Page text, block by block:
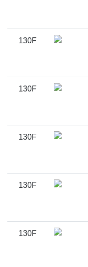
130F
130F
130F
130F
130F